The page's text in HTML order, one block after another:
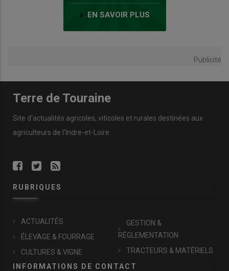
EN SAVOIR PLUS
Publicité
Terre de Touraine
Site d'actualités agricoles, viticoles et rurales destinées aux
agriculteurs de l'Indre-et-Loire.
RUBRIQUES
ACTUALITÉS
ÉLEVAGE & FOURRAGE
CULTURES & VIGNE
GESTION &
RÉGLEMENTATION
TRACTEURS & MATÉRIELS
INFORMATIONS DE CONTACT